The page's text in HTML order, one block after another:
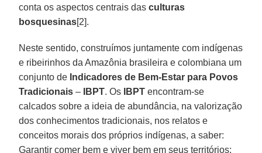
conta os aspectos centrais dasculturas
bosquesinas[2].
Neste sentido, construímos juntamente com indígenas
e ribeirinhos da Amazônia brasileira e colombiana um
conjunto de Indicadores de Bem-Estar para Povos
Tradicionais – IBPT. Os IBPT encontram-se
calcados sobre a ideia de abundância, na valorização
dos conhecimentos tradicionais, nos relatos e
conceitos morais dos próprios indígenas, a saber:
Garantir comer bem e viver bem em seus territórios;